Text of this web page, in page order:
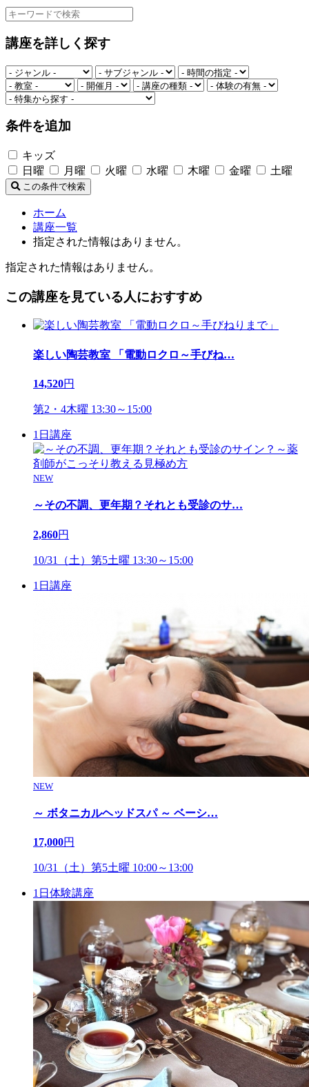
講座を詳しく探す
条件を追加
キッズ
日曜
月曜 火曜 水曜 木曜 金曜 土曜
この条件で検索
ホーム
講座一覧
指定された情報はありません。
指定された情報はありません。
この講座を見ている人におすすめ
楽しい陶芸教室 「電動ロクロ～手びね…
14,520円
第2・4木曜 13:30～15:00
1日講座
NEW
～その不調、更年期？それとも受診のサ…
2,860円
10/31（土）第5土曜 13:30～15:00
1日講座
NEW
～ ボタニカルヘッドスパ ～ ベーシ…
17,000円
10/31（土）第5土曜 10:00～13:00
1日体験講座